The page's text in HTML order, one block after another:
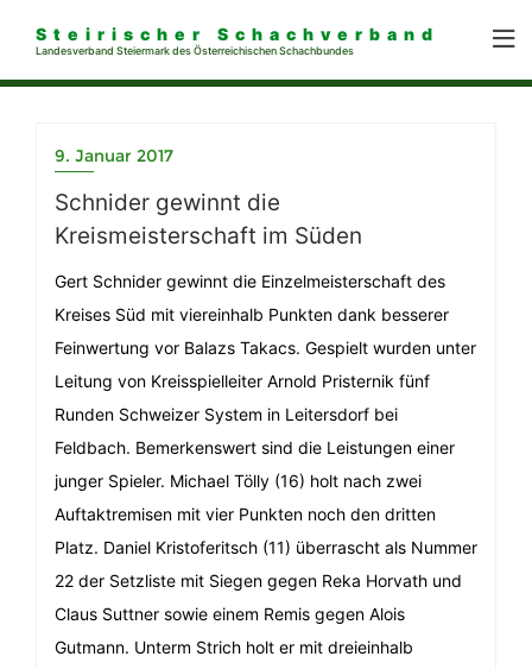
Steirischer Schachverband
Landesverband Steiermark des Österreichischen Schachbundes
9. Januar 2017
Schnider gewinnt die
Kreismeisterschaft im Süden
Gert Schnider gewinnt die Einzelmeisterschaft des
Kreises Süd mit viereinhalb Punkten dank besserer
Feinwertung vor Balazs Takacs. Gespielt wurden unter
Leitung von Kreisspielleiter Arnold Pristernik fünf
Runden Schweizer System in Leitersdorf bei
Feldbach. Bemerkenswert sind die Leistungen einer
junger Spieler. Michael Tölly (16) holt nach zwei
Auftaktremisen mit vier Punkten noch den dritten
Platz. Daniel Kristoferitsch (11) überrascht als Nummer
22 der Setzliste mit Siegen gegen Reka Horvath und
Claus Suttner sowie einem Remis gegen Alois
Gutmann. Unterm Strich holt er mit dreieinhalb